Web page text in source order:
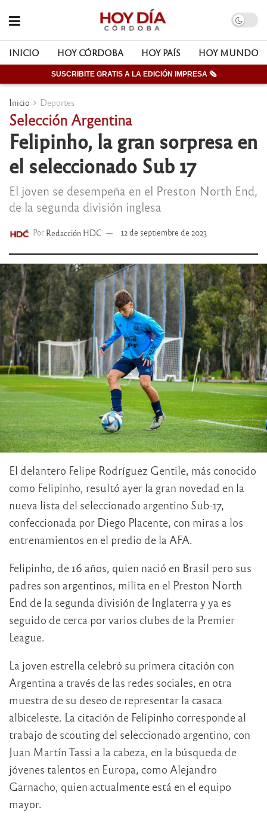
INICIO HOY CÓRDOBA HOY PAÍS HOY MUNDO
SUSCRIBITE GRATIS A LA EDICIÓN IMPRESA 🗞
Inicio Deportes
Selección Argentina
Felipinho, la gran sorpresa en
el seleccionado Sub 17
El joven se desempeña en el Preston North End,
de la segunda división inglesa
Por Redacción HDC 12 de septiembre de 2023
El delantero Felipe Rodríguez Gentile, más conocido
como Felipinho, resultó ayer la gran novedad en la
nueva lista del seleccionado argentino Sub-17,
confeccionada por Diego Placente, con miras a los
entrenamientos en el predio de la AFA.
Felipinho, de 16 años, quien nació en Brasil pero sus
padres son argentinos, milita en el Preston North
End de la segunda división de Inglaterra y ya es
seguido de cerca por varios clubes de la Premier
League.
La joven estrella celebró su primera citación con
Argentina a través de las redes sociales, en otra
muestra de su deseo de representar la casaca
albiceleste. La citación de Felipinho corresponde al
trabajo de scouting del seleccionado argentino, con
Juan Martín Tassi a la cabeza, en la búsqueda de
jóvenes talentos en Europa, como Alejandro
Garnacho, quien actualmente está en el equipo
mayor.